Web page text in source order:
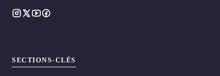
SECTIONS-CLÉS